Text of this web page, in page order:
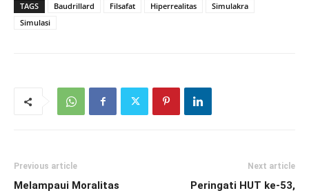
TAGS Baudrillard Filsafat Hiperrealitas
Simulakra
Simulasi
Previous article
Melampaui Moralitas
Next article
Peringati HUT ke-53,